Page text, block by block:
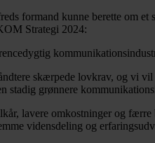
formand kunne berette om
Strategi 2024:
skærpede lovkrav, og vi
stadig grønnere
lavere omkostninger og
vidensdeling og